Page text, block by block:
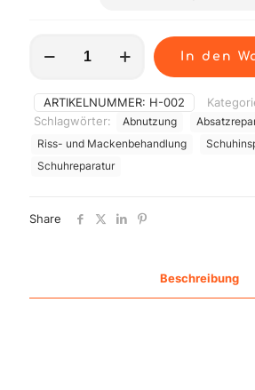
Absatz
In den
ARTIKELNUMMER: H-002
Schlagwörter:
Abnutzung
Riss- und Mackenbehandlung
Schuhreparatur
Share
Beschreibung